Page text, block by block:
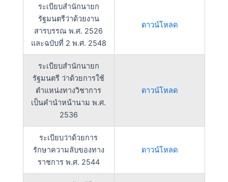
ระเบียบสำนักนายก
รัฐมนตรีว่าด้วยงาน
สารบรรณ พ.ศ. 2526
และฉบับที่ 2 พ.ศ. 2548
ดาวน์โหลด
ระเบียบสำนักนายก
รัฐมนตรี ว่าด้วยการใช้
ตำแหน่งทางวิชาการ
เป็นคำนำหน้านาม พ.ศ.
2536
ดาวน์โหลด
ระเบียบว่าด้วยการ
รักษาความลับของทาง
ราชการ พ.ศ. 2544
ดาวน์โหลด